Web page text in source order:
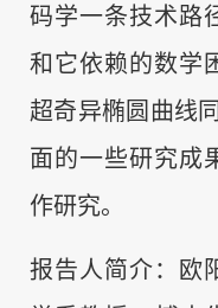
码学一条技术路
和它依赖的数学
超奇异椭圆曲线
面的一些研究成
作研究。
报告人简介：欧